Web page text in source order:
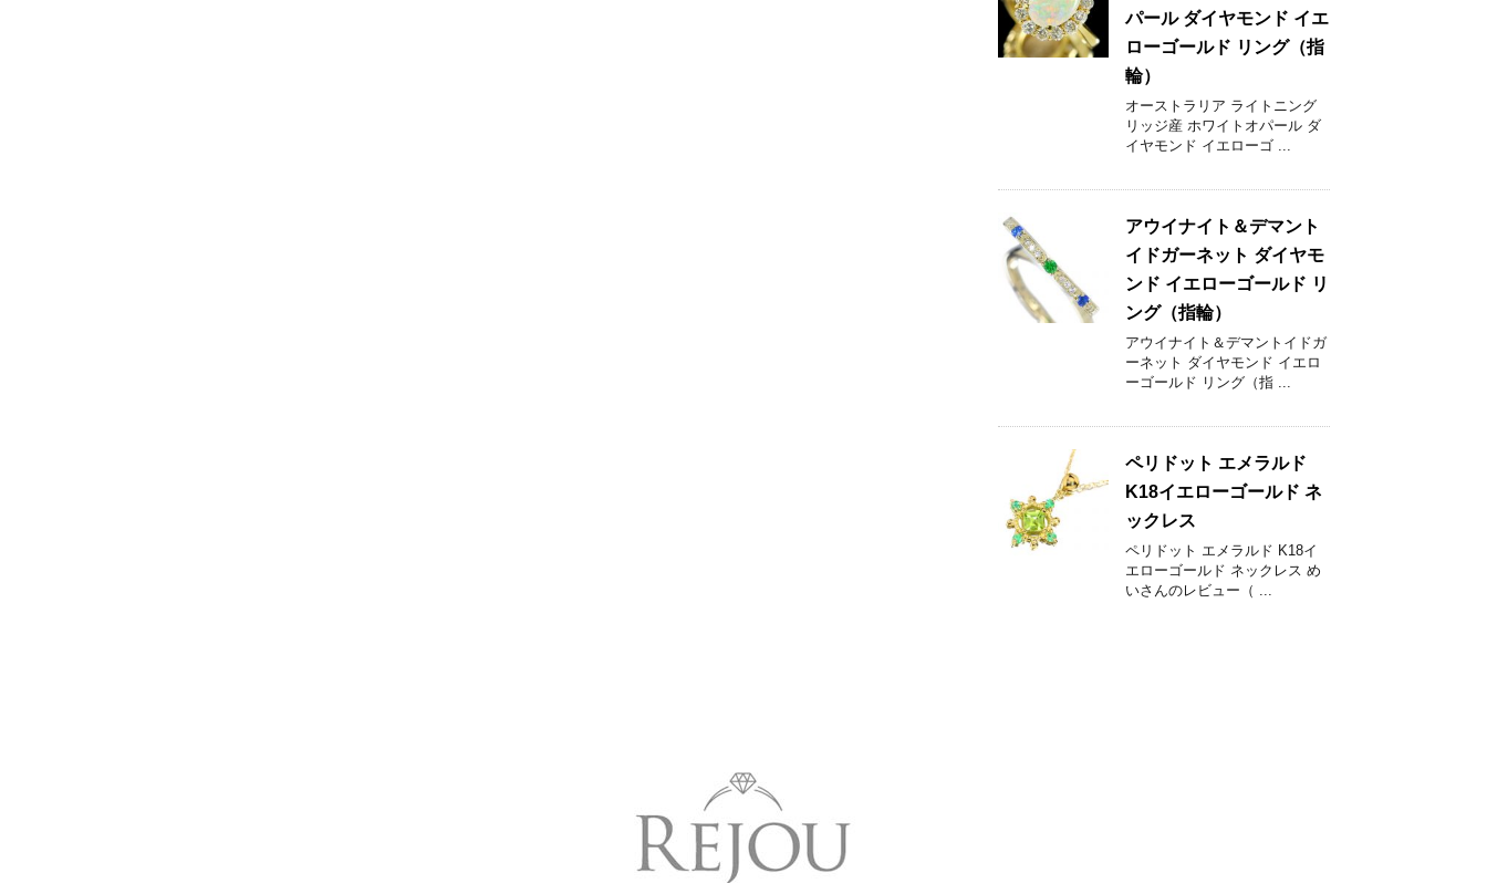
パール ダイヤモンド イエ
ローゴールド リング（指
輪）
オーストラリア ライトニング
リッジ産 ホワイトオパール ダ
イヤモンド イエローゴ ...
アウイナイト＆デマント
イドガーネット ダイヤモ
ンド イエローゴールド リ
ング（指輪）
アウイナイト＆デマントイドガ
ーネット ダイヤモンド イエロ
ーゴールド リング（指 ...
ペリドット エメラルド
K18イエローゴールド ネ
ックレス
ペリドット エメラルド K18イ
エローゴールド ネックレス め
いさんのレビュー（ ...